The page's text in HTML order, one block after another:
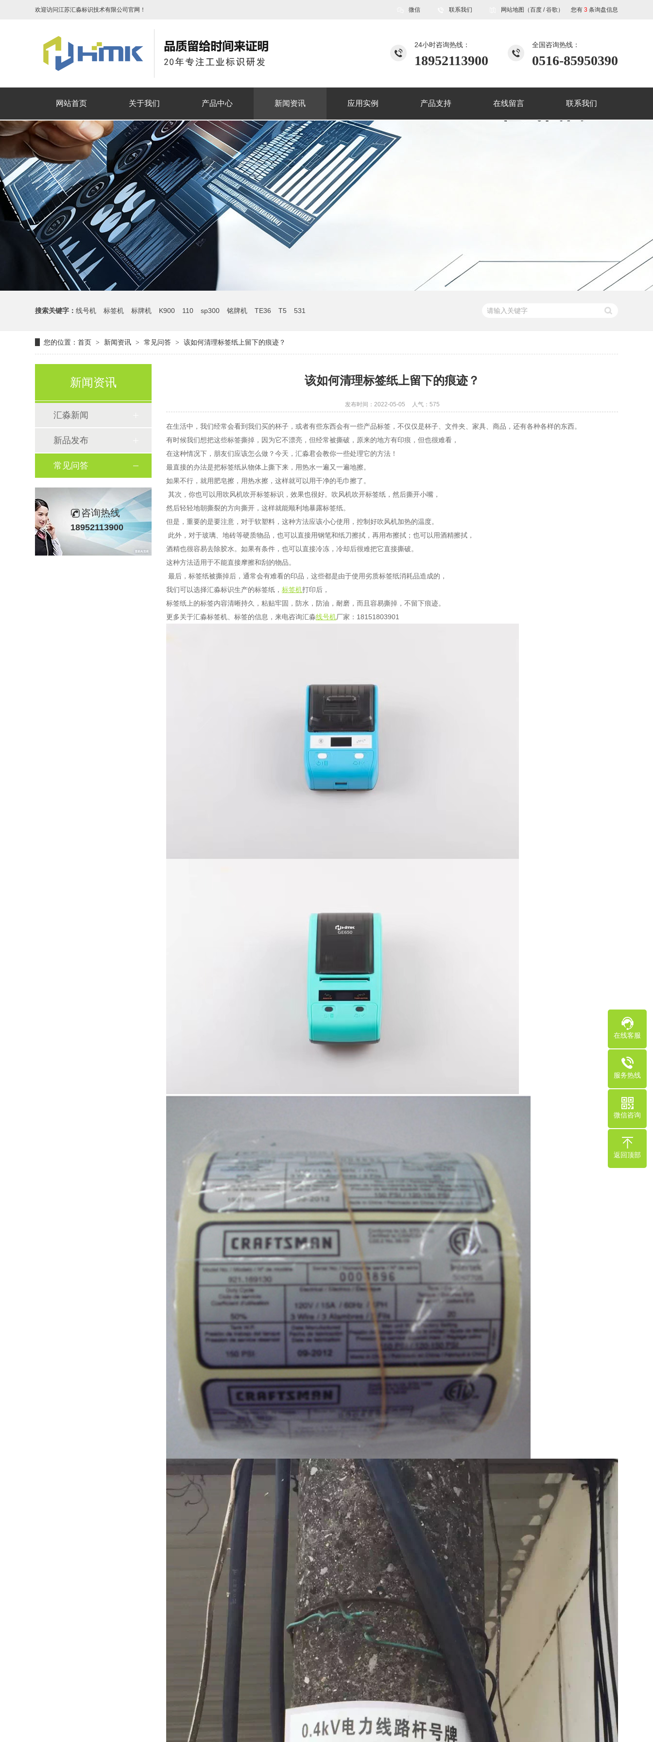
欢迎访问江苏汇淼标识技术有限公司官网！ 微信 联系我们 网站地图 （百度 /谷歌 ） 您有 3 条询盘信息
全国咨询热线：
0516-85950390
24小时咨询热线：
18952113900
网站首页 关于我们 产品中心 新闻资讯 应用实例 产品支持 在线留言 联系我们
搜索关键字： 线号机 标签机 标牌机 K900 110 sp300 铭牌机 TE36 T5 531
您的位置： 首页 > 新闻资讯 > 常见问答 > 该如何清理标签纸上留下的痕迹？
新闻资讯
汇淼新闻
新品发布
常见问答
咨询热线
18952113900
该如何清理标签纸上留下的痕迹？
发布时间：2022-05-05 人气： 575
在生活中，我们经常会看到我们买的杯子，或者有些东西会有一些产品标签，不仅仅是杯子、文件夹、 家具、商品， 还有各种各样的东西。
有时候我们想把这些标签撕掉，因为它不漂亮，但经常被撕破，原来的地方有印痕，但也很难看，
在这种情况下，朋友们应该怎么做？今天，汇淼君会教你一些处理它的方法！
最直接的办法是把标签纸从物体上撕下来，用热水一遍又一遍地擦。
如果不行，就用肥皂擦，用热水擦 ，这样就可以用干净的毛巾擦了。
其次，你也可以用吹风机吹开标签标识，效果也很好。吹风机吹开标签纸，然后撕开小嘴，
然后轻轻地朝撕裂的方向撕开，这样就能顺利地暴露标签纸。
但是，重要的是要注意，对于软塑料，这种方法应该小心使用，控制好吹风机加热的温度。
此外，对于玻璃、地砖等硬质物品，也可以直接用钢笔和纸刀擦拭，再用布擦拭；也可以用酒精擦拭，
酒精也很容易去除胶水。如果有条件，也可以直接冷冻，冷却后很难把它直接撕破。
这种方法适用于不能直接摩擦和刮的物品。
最后，标签纸被撕掉后，通常会有难看的印品，这些都是由于使用劣质标签纸消耗品造成的，
我们可以选择汇淼标识生产的标签纸， 标签机打印后，
标签纸上的标签内容清晰持久，粘贴牢固，防水，防油， 耐磨，而且容易撕掉，不留下痕迹。
更多关于汇淼标签机、标签的信息，来电咨询汇淼线号机厂家：18151803901
在线客服
服务热线
微信咨询
返回顶部